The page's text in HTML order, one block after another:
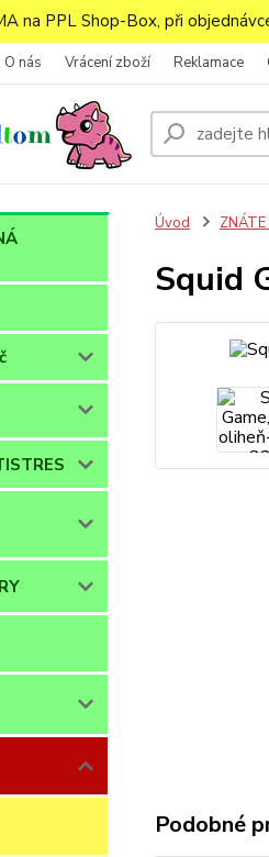
na PPL Shop-Box, při
O nás Vrácení zboží Reklamace
Úvod
Squid
Podobné